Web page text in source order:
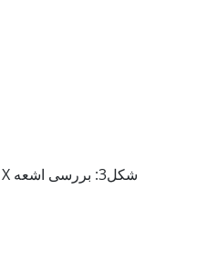
شکل3: بررسی اشعه X نانوذره اکسید روی